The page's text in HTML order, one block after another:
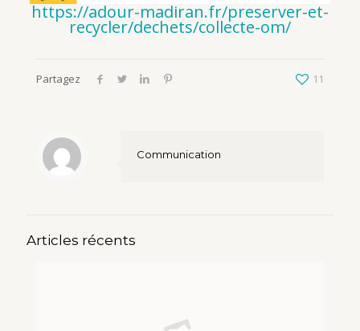
https://adour-madiran.fr/preserver-et-
recycler/dechets/collecte-om/
Partagez 11
Communication
Articles récents